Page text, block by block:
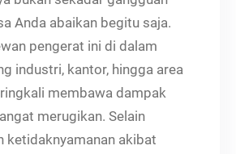
Anda abaikan begitu saja.
pengerat ini di dalam
industri, kantor, hingga area
membawa dampak
merugikan. Selain
ketidaknyamanan akibat